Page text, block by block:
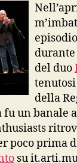
del duo
della
fu un banale
poco prima
su